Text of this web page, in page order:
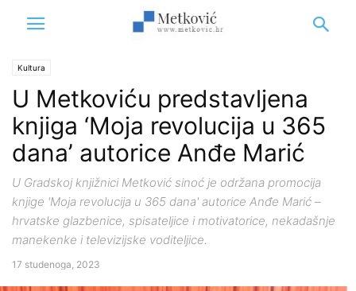
Kultura
U Metkoviću predstavljena
knjiga ‘Moja revolucija u 365
dana’ autorice Anđe Marić
U Gradskoj knjižnici Metković sinoć je održana promocija
knjige 'Moja revolucija u 365 dana' autorice Anđe Marić –
hrvatske glazbenice, spisateljice i motivatorice, nekadašnje
manekenke i televizijske voditeljice.
17 studenoga, 2023